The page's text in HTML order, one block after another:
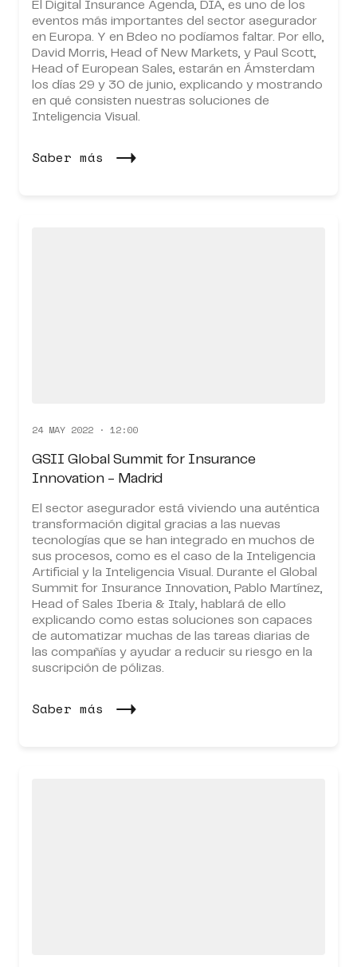
El Digital Insurance Agenda, DIA, es uno de los
eventos más importantes del sector asegurador
en Europa. Y en Bdeo no podíamos faltar. Por ello,
David Morris, Head of New Markets, y Paul Scott,
Head of European Sales, estarán en Ámsterdam
los días 29 y 30 de junio, explicando y mostrando
en qué consisten nuestras soluciones de
Inteligencia Visual.
Saber más
24 MAY 2022 · 12:00
GSII Global Summit for Insurance
Innovation - Madrid
El sector asegurador está viviendo una auténtica
transformación digital gracias a las nuevas
tecnologías que se han integrado en muchos de
sus procesos, como es el caso de la Inteligencia
Artificial y la Inteligencia Visual. Durante el Global
Summit for Insurance Innovation, Pablo Martínez,
Head of Sales Iberia & Italy, hablará de ello
explicando como estas soluciones son capaces
de automatizar muchas de las tareas diarias de
las compañías y ayudar a reducir su riesgo en la
suscripción de pólizas.
Saber más